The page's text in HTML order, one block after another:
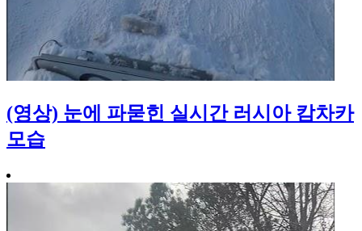
(영상) 눈에 파묻힌 실시간 러시아 캄차카
모습